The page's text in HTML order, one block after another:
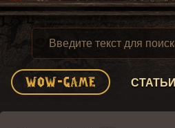
СТАТЬИ